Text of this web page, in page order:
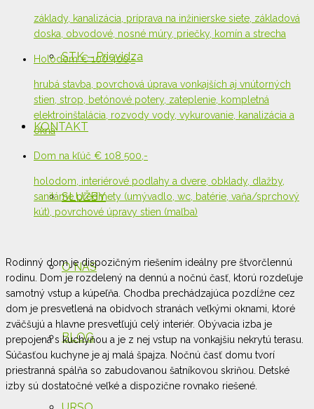
STK – Prievidza
KONTAKT
SLUŽBY
O NÁS
BLOG
základy, kanalizácia, príprava na inžinierske siete, základová
doska, obvodové, nosné múry, priečky, komín a strecha
Holodom € 100 400,-
hrubá stavba, povrchová úprava vonkajších aj vnútorných
stien, strop, betónové potery, zateplenie, kompletná
elektroinštalácia, rozvody vody, vykurovanie, kanalizácia a
okná
Dom na kľúč € 108 500,-
holodom, interiérové podlahy a dvere, obklady, dlažby,
sanitárne predmety (umývadlo, wc, batérie, vaňa/sprchový
kút), povrchové úpravy stien (maľba)
Rodinný dom je dispozičným riešením ideálny pre štvorčlennú
rodinu. Dom je rozdelený na dennú a nočnú časť, ktorú rozdeľuje
samotný vstup a kúpeľňa. Chodba prechádzajúca pozdĺžne cez
dom je presvetlená na obidvoch stranách veľkými oknami, ktoré
zväčšujú a hlavne presvetľujú celý interiér. Obývacia izba je
prepojená s kuchyňou a je z nej vstup na vonkajšiu nekrytú terasu.
Súčasťou kuchyne je aj malá špajza. Nočnú časť domu tvorí
priestranná spálňa so zabudovanou šatníkovou skriňou. Detské
izby sú dostatočné veľké a dispozične rovnako riešené.